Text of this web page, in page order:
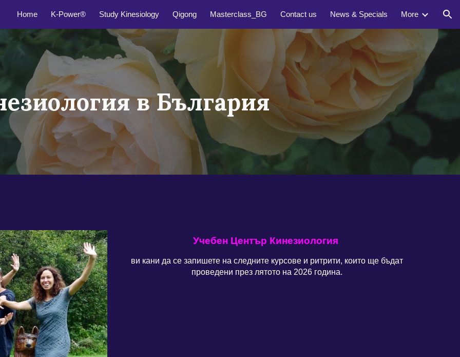
to main content Skip to navigation
Home K-Power® Study Kinesiology Qigong Masterclass_BG Contact us News & Specials More
в България
Учебен Център Кинезиология
ви кани да се запишете на следните курсове и ритрити, които ще бъдат
проведени през лятото на 2026 година.